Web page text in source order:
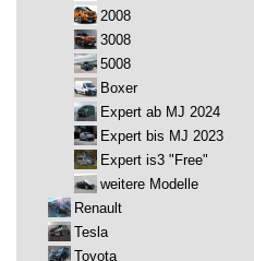
2008
3008
5008
Boxer
Expert ab MJ 2024
Expert bis MJ 2023
Expert is3 "Free"
weitere Modelle
Renault
Tesla
Toyota